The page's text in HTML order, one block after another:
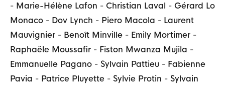
- Marie-Hélène Lafon - Christian Laval - Gérard Lo
Monaco - Dov Lynch - Piero Macola - Laurent
Mauvignier - Benoît Minville - Emily Mortimer -
Raphaële Moussafir - Fiston Mwanza Mujila -
Emmanuelle Pagano - Sylvain Pattieu - Fabienne
Pavia - Patrice Pluyette - Sylvie Protin - Sylvain